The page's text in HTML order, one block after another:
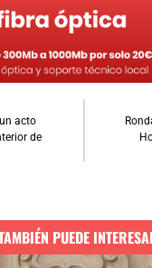
acto
de
PUEDE